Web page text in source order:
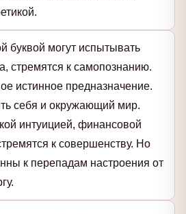
буквой могут испытывать
стремятся к самопознанию.
истинное предназначение.
себя и окружающий мир.
интуицией, финансовой
к совершенству. Но
к перепадам настроения от